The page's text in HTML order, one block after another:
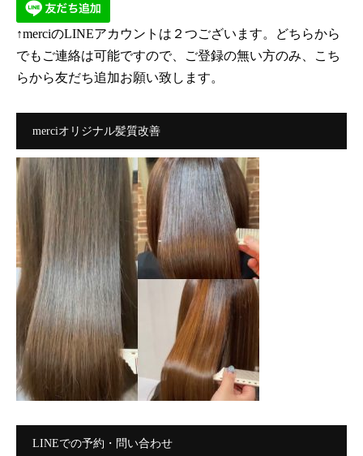
↑merciのLINEアカウントは２つございます。どちらから
でもご連絡は可能ですので、ご登録の無い方のみ、こち
らから友だち追加お願い致します。
merciオリジナル髪質改善
LINEでの予約・問い合わせ